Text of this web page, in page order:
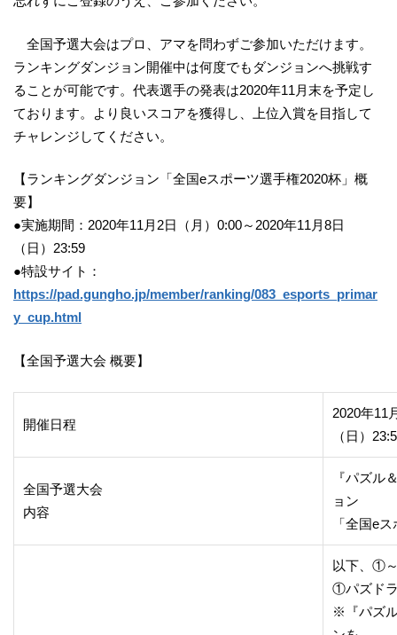
全国予選大会はプロ、アマを問わずご参加いただけます。
ランキングダンジョン開催中は何度でもダンジョンへ挑戦す
ることが可能です。代表選手の発表は2020年11月末を予定し
ております。より良いスコアを獲得し、上位入賞を目指して
チャレンジしてください。
【ランキングダンジョン「全国eスポーツ選手権2020杯」概
要】
●実施期間：2020年11月2日（月）0:00～2020年11月8日
（日）23:59
●特設サイト：
https://pad.gungho.jp/member/ranking/083_esports_primar
y_cup.html
【全国予選大会 概要】
開催日程
2020年11
（日）
全国予選大会
内容
『パズル
ョン
「全国e
以下、①
①パズド
※『パズ